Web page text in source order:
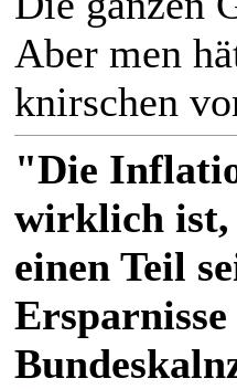
Aber men
knirschen
"Die
wirklich ist,
einen Teil